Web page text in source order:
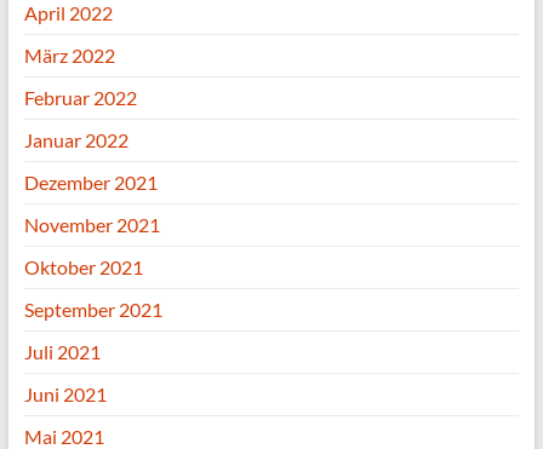
April 2022
März 2022
Februar 2022
Januar 2022
Dezember 2021
November 2021
Oktober 2021
September 2021
Juli 2021
Juni 2021
Mai 2021